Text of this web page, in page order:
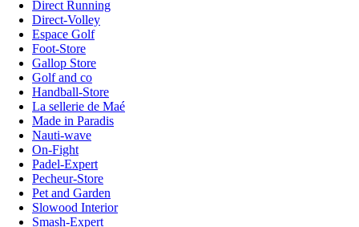
Direct Running
Direct-Volley
Espace Golf
Foot-Store
Gallop Store
Golf and co
Handball-Store
La sellerie de Maé
Made in Paradis
Nauti-wave
On-Fight
Padel-Expert
Pecheur-Store
Pet and Garden
Slowood Interior
Smash-Expert